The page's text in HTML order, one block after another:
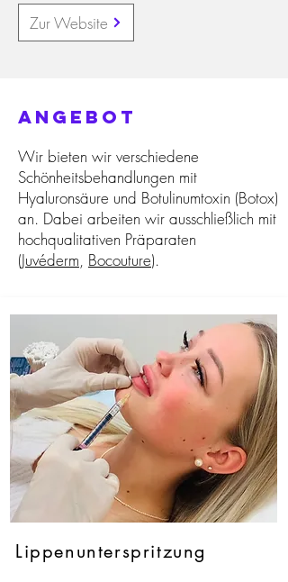
Zur Website
Angebot
Wir bieten wir verschiedene
Schönheitsbehandlungen mit
Hyaluronsäure und Botulinumtoxin (Botox)
an. Dabei arbeiten wir ausschließlich mit
hochqualitativen Präparaten
(Juvéderm, Bocouture).
Lippenunterspritzung